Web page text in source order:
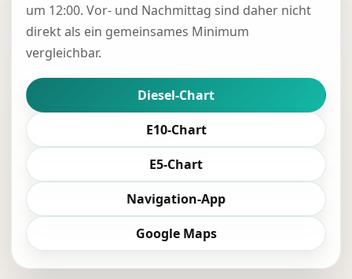
um 12:00. Vor- und Nachmittag sind daher nicht
direkt als ein gemeinsames Minimum
vergleichbar.
Diesel-Chart
E10-Chart
E5-Chart
Navigation-App
Google Maps